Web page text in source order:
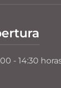
- 14:30